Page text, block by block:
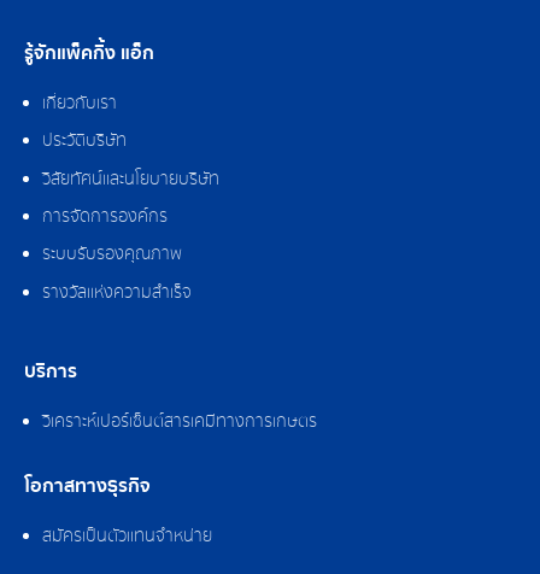
รู้จักแพ็คกิ้ง แอ็ก
เกี่ยวกับเรา
ประวัติบริษัท
วิสัยทัศน์และนโยบายบริษัท
การจัดการองค์กร
ระบบรับรองคุณภาพ
รางวัลแห่งความสำเร็จ
บริการ
วิเคราะห์เปอร์เซ็นต์สารเคมีทางการเกษตร
โอกาสทางธุรกิจ
สมัครเป็นตัวแทนจำหน่าย